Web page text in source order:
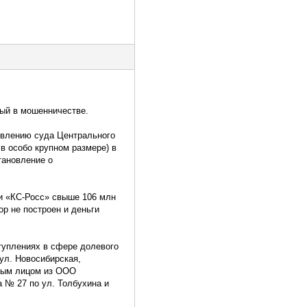
в мошенничестве.
суда Центрального
особо крупном размере) в
о
«КС-Росс» свыше 106 млн
не построен и деньги
в сфере долевого
Новосибирская,
лицом из ООО
№ 27 по ул. Толбухина и